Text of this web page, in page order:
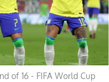
of 16 - FIFA World Cup